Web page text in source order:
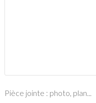
Pièce jointe : photo, plan...